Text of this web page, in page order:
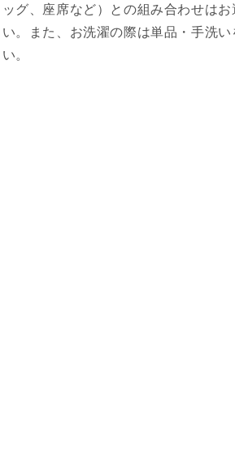
ッグ、座席など）との組み合わせはお
い。また、お洗濯の際は単品・手洗い
い。